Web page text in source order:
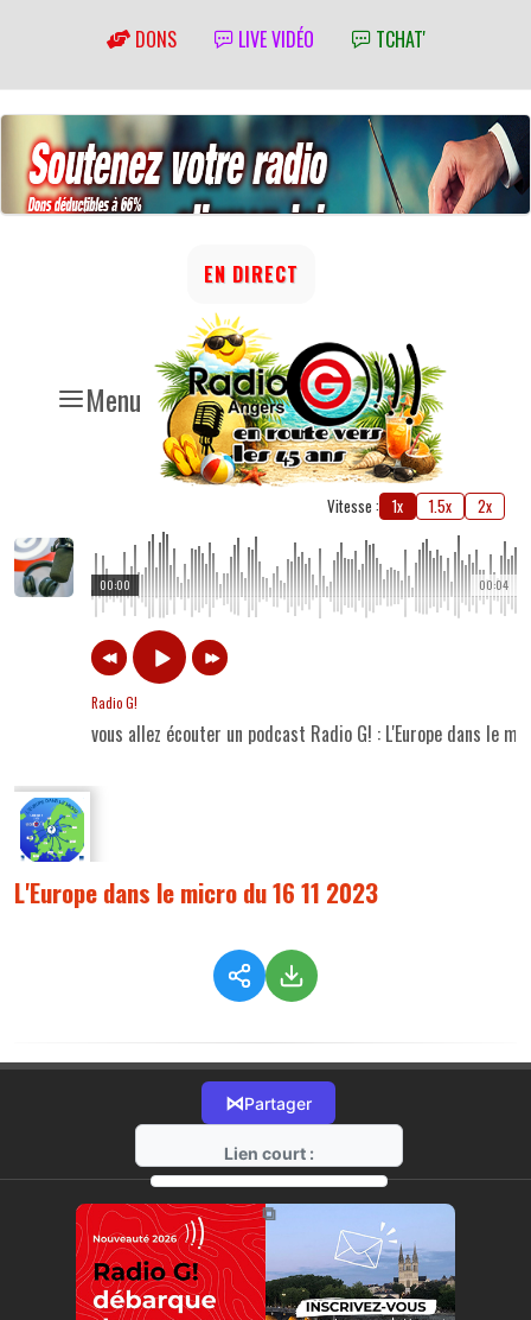
DONS LIVE VIDÉO TCHAT'
Menu
EN DIRECT
Vitesse : 1x 1.5x 2x
00:04
00:00
Radio G!
vous allez écouter un podcast Radio G! : L'Europe dans le
L'Europe dans le micro du 16 11 2023
⋈Partager
Lien court :
https://radio-g.fr?13036
⧉